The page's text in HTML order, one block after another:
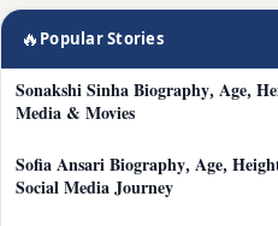
🔥 Popular Stories
Sonakshi Sinha Biography, Age,
Media & Movies
Sofia Ansari Biography, Age,
Social Media Journey